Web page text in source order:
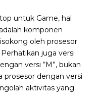
untuk Game, hal
komponen
oleh prosesor
juga versi
versi “M”, bukan
prosesor dengan versi
aktivitas yang